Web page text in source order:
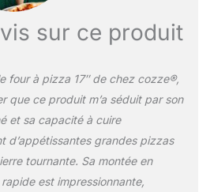
est bien plus qu'un
simple pizza oven.
bouton à lumière
LED apportent une
touche de
modernité à votre
extérieur. Avec sa
il combine une
sur ce produit
four à pizza 17″ de chez cozze®,
que ce produit m’a séduit par son
et sa capacité à cuire
d’appétissantes grandes pizzas
tournante. Sa montée en
est impressionnante,